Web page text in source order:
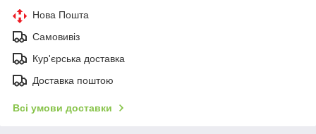
Нова Пошта
Самовивіз
Кур'єрська доставка
Доставка поштою
Всі умови доставки